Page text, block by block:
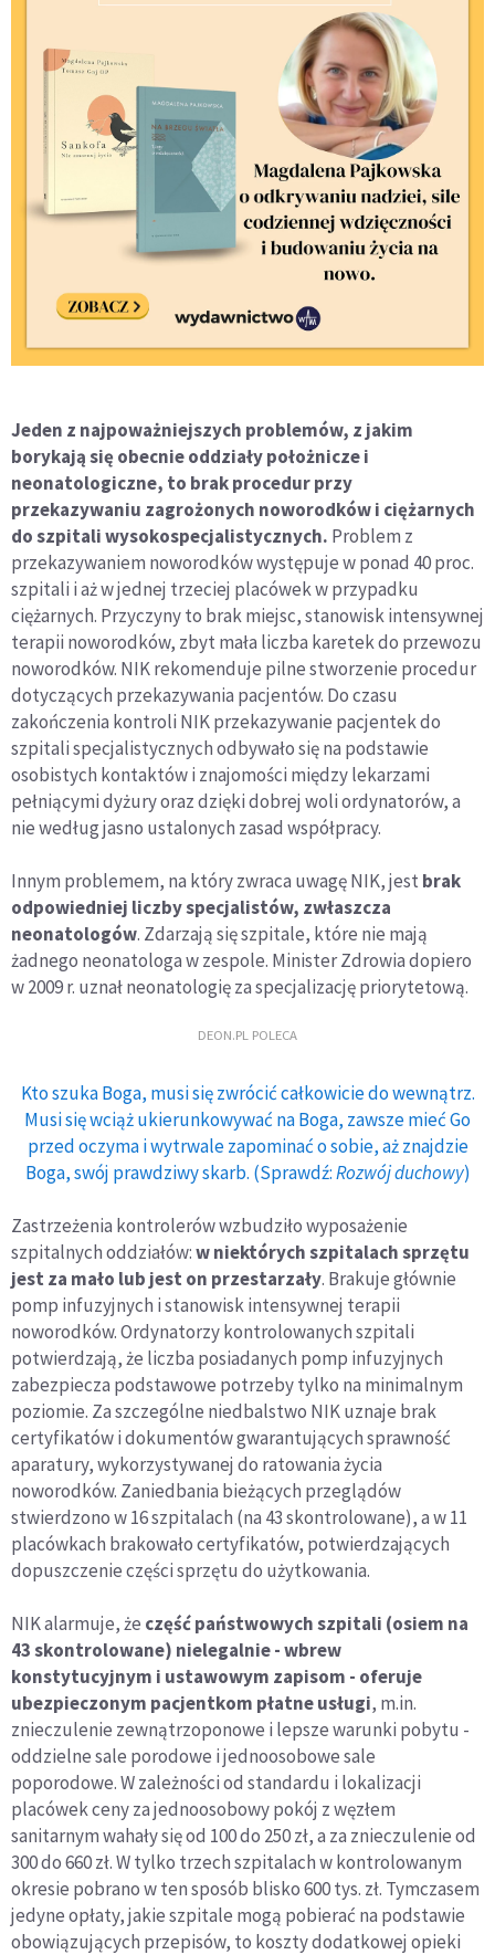
Jeden z najpoważniejszych problemów, z jakim
borykają się obecnie oddziały położnicze i
neonatologiczne, to brak procedur przy
przekazywaniu zagrożonych noworodków i ciężarnych
do szpitali wysokospecjalistycznych. Problem z
przekazywaniem noworodków występuje w ponad 40 proc.
szpitali i aż w jednej trzeciej placówek w przypadku
ciężarnych. Przyczyny to brak miejsc, stanowisk intensywnej
terapii noworodków, zbyt mała liczba karetek do przewozu
noworodków. NIK rekomenduje pilne stworzenie procedur
dotyczących przekazywania pacjentów. Do czasu
zakończenia kontroli NIK przekazywanie pacjentek do
szpitali specjalistycznych odbywało się na podstawie
osobistych kontaktów i znajomości między lekarzami
pełniącymi dyżury oraz dzięki dobrej woli ordynatorów, a
nie według jasno ustalonych zasad współpracy.
Innym problemem, na który zwraca uwagę NIK, jest brak
odpowiedniej liczby specjalistów, zwłaszcza
neonatologów. Zdarzają się szpitale, które nie mają
żadnego neonatologa w zespole. Minister Zdrowia dopiero
w 2009 r. uznał neonatologię za specjalizację priorytetową.
DEON.PL POLECA
Kto szuka Boga, musi się zwrócić całkowicie do wewnątrz.
Musi się wciąż ukierunkowywać na Boga, zawsze mieć Go
przed oczyma i wytrwale zapominać o sobie, aż znajdzie
Boga, swój prawdziwy skarb. (Sprawdź:Rozwój duchowy)
Zastrzeżenia kontrolerów wzbudziło wyposażenie
szpitalnych oddziałów:w niektórych szpitalach sprzętu
jest za mało lub jest on przestarzały. Brakuje głównie
pomp infuzyjnych i stanowisk intensywnej terapii
noworodków. Ordynatorzy kontrolowanych szpitali
potwierdzają, że liczba posiadanych pomp infuzyjnych
zabezpiecza podstawowe potrzeby tylko na minimalnym
poziomie. Za szczególne niedbalstwo NIK uznaje brak
certyfikatów i dokumentów gwarantujących sprawność
aparatury, wykorzystywanej do ratowania życia
noworodków. Zaniedbania bieżących przeglądów
stwierdzono w 16 szpitalach (na 43 skontrolowane), a w 11
placówkach brakowało certyfikatów, potwierdzających
dopuszczenie części sprzętu do użytkowania.
NIK alarmuje, że część państwowych szpitali (osiem na
43 skontrolowane) nielegalnie - wbrew
konstytucyjnym i ustawowym zapisom - oferuje
ubezpieczonym pacjentkom płatne usługi, m.in.
znieczulenie zewnątrzoponowe i lepsze warunki pobytu -
oddzielne sale porodowe i jednoosobowe sale
poporodowe. W zależności od standardu i lokalizacji
placówek ceny za jednoosobowy pokój z węzłem
sanitarnym wahały się od 100 do 250 zł, a za znieczulenie od
300 do 660 zł. W tylko trzech szpitalach w kontrolowanym
okresie pobrano w ten sposób blisko 600 tys. zł. Tymczasem
jedyne opłaty, jakie szpitale mogą pobierać na podstawie
obowiązujących przepisów, to koszty dodatkowej opieki